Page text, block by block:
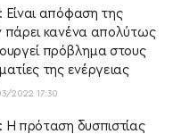
απόφαση της
πάρει κανένα απολύτως
πρόβλημα στους
της ενέργειας
2022 17:30
πρόταση δυσπιστίας